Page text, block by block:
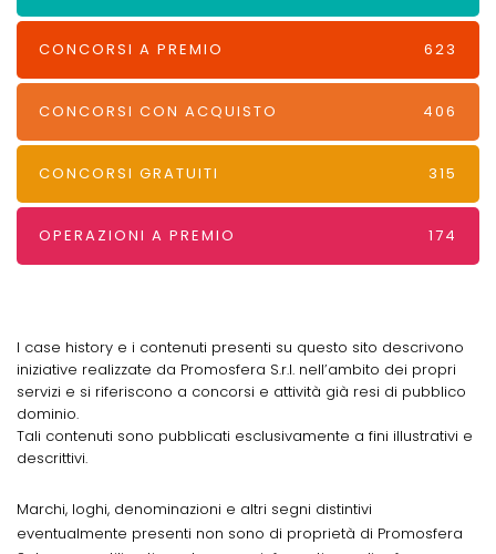
CONCORSI A PREMIO 623
CONCORSI CON ACQUISTO 406
CONCORSI GRATUITI 315
OPERAZIONI A PREMIO 174
I case history e i contenuti presenti su questo sito descrivono
iniziative realizzate da Promosfera S.r.l. nell’ambito dei propri
servizi e si riferiscono a concorsi e attività già resi di pubblico
dominio.
Tali contenuti sono pubblicati esclusivamente a fini illustrativi e
descrittivi.
Marchi, loghi, denominazioni e altri segni distintivi
eventualmente presenti non sono di proprietà di Promosfera